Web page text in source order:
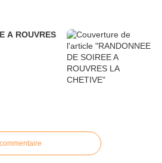
A ROUVRES